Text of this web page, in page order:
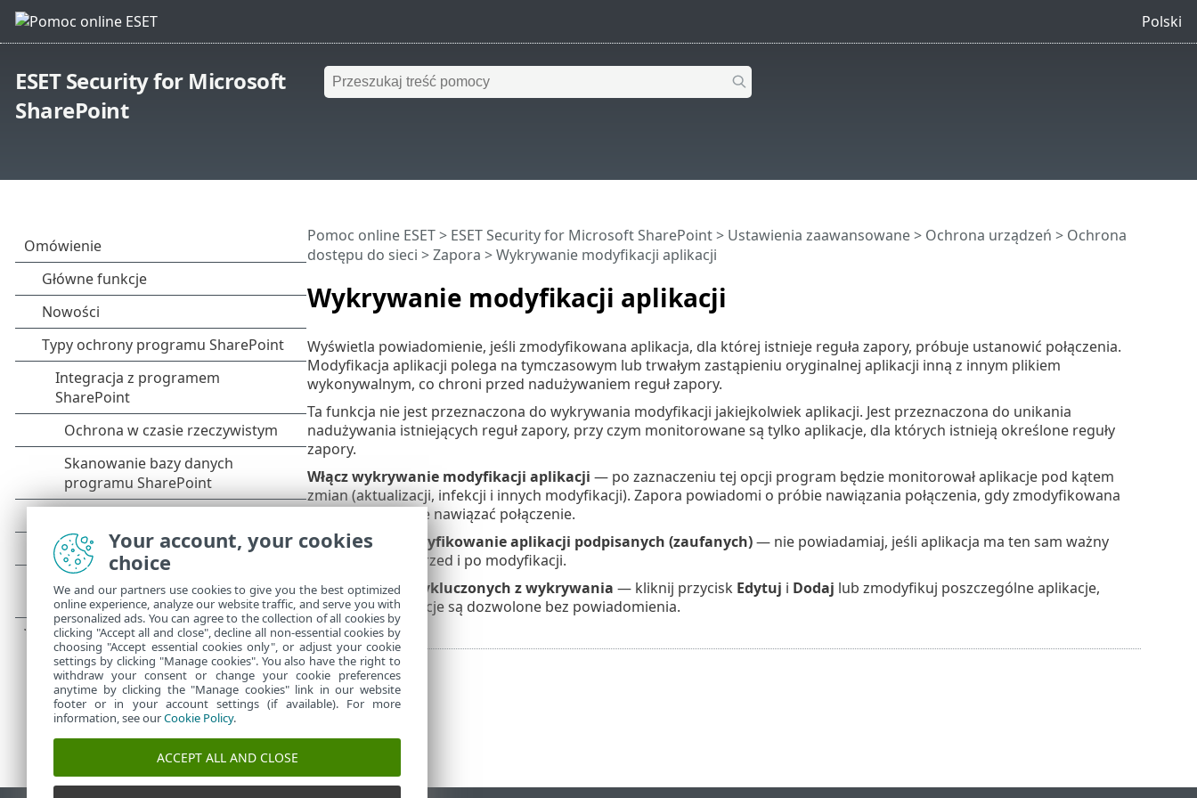
Polski
ESET Security for Microsoft
SharePoint
Wykrywanie modyfikacji aplikacji
Pomoc online ESET> ESET Security for Microsoft SharePoint> Ustawienia zaawansowane> Ochrona urządzeń > Ochrona
dostępu do sieci >Zapora > Wykrywanie modyfikacji aplikacji
Wyświetla powiadomienie, jeśli zmodyfikowana aplikacja, dla której istnieje reguła zapory, próbuje ustanowić połączenia.
Modyfikacja aplikacji polega na tymczasowym lub trwałym zastąpieniu oryginalnej aplikacji inną z innym plikiem
wykonywalnym, co chroni przed nadużywaniem reguł zapory.
Ta funkcja nie jest przeznaczona do wykrywania modyfikacji jakiejkolwiek aplikacji. Jest przeznaczona do unikania
nadużywania istniejących reguł zapory, przy czym monitorowane są tylko aplikacje, dla których istnieją określone reguły
zapory.
Włącz wykrywanie modyfikacji aplikacji — po zaznaczeniu tej opcji program będzie monitorował aplikacje pod kątem
zmian (aktualizacji, infekcji i innych modyfikacji). Zapora powiadomi o próbie nawiązania połączenia, gdy zmodyfikowana
aplikacja spróbuje nawiązać połączenie.
Zezwalaj na modyfikowanie aplikacji podpisanych (zaufanych)— nie powiadamiaj, jeśli aplikacja ma ten sam ważny
podpis cyfrowy przed i po modyfikacji.
Lista aplikacji wykluczonych z wykrywania — kliknij przycisk Edytuj i Dodaj lub zmodyfikuj poszczególne aplikacje,
których modyfikacje są dozwolone bez powiadomienia.
Your account, your cookies
choice
We and our partners use cookies to give you the best optimized
online experience, analyze our website traffic, and serve you with
personalized ads. You can agree to the collection of all cookies by
clicking "Accept all and close", decline all non-essential cookies by
choosing "Accept essential cookies only", or adjust your cookie
settings by clicking "Manage cookies". You also have the right to
withdraw your consent or change your cookie preferences
anytime by clicking the "Manage cookies" link in our website
footer or in your account settings (if available). For more
information, see ourCookie Policy.
ACCEPT ALL AND CLOSE